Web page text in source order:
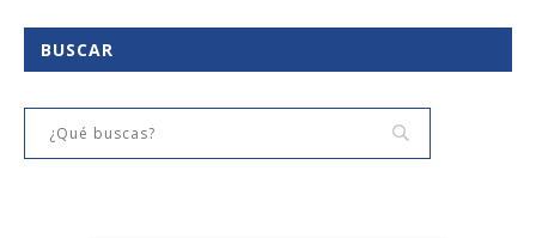
BUSCAR